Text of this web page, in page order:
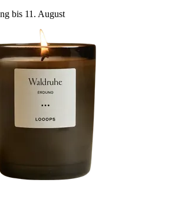
bis 11. August